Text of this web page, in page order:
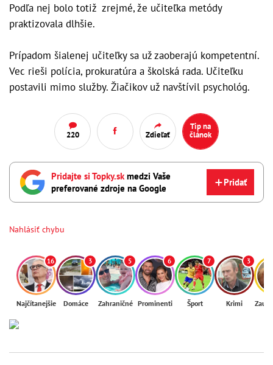
Podľa nej bolo totiž zrejmé, že učiteľka metódy
praktizovala dlhšie.
Prípadom šialenej učiteľky sa už zaoberajú kompetentní.
Vec rieši polícia, prokuratúra a školská rada. Učiteľku
postavili mimo služby. Žiačikov už navštívil psychológ.
220 Zdieľať
Tip na
článok
Pridajte si Topky.sk medzi Vaše
preferované zdroje na Google
Pridať
Nahlásiť chybu
16
Najčítanejšie
3
Domáce
5
Zahraničné
6
Prominenti
7
Šport
3
Krimi